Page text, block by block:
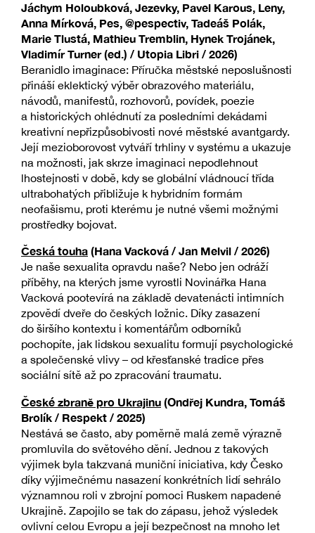
Jáchym Holoubková, Jezevky, Pavel Karous, Leny,
Anna Mírková, Pes, @pespectiv, Tadeáš Polák,
Marie Tlustá, Mathieu Tremblin, Hynek Trojánek,
Vladimír Turner (ed.) / Utopia Libri / 2026)
Beranidlo imaginace: Příručka městské neposlušnosti
přináší eklektický výběr obrazového materiálu,
návodů, manifestů, rozhovorů, povídek, poezie
a historických ohlédnutí za posledními dekádami
kreativní nepřizpůsobivosti nové městské avantgardy.
Její mezioborovost vytváří trhliny v systému a ukazuje
na možnosti, jak skrze imaginaci nepodlehnout
lhostejnosti v době, kdy se globální vládnoucí třída
ultrabohatých přibližuje k hybridním formám
neofašismu, proti kterému je nutné všemi možnými
prostředky bojovat.
Česká touha (Hana Vacková / Jan Melvil / 2026)
Je naše sexualita opravdu naše? Nebo jen odráží
příběhy, na kterých jsme vyrostli Novinářka Hana
Vacková pootevírá na základě devatenácti intimních
zpovědí dveře do českých ložnic. Díky zasazení
do širšího kontextu i komentářům odborníků
pochopíte, jak lidskou sexualitu formují psychologické
a společenské vlivy – od křesťanské tradice přes
sociální sítě až po zpracování traumatu.
České zbraně pro Ukrajinu (Ondřej Kundra, Tomáš
Brolík / Respekt / 2025)
Nestává se často, aby poměrně malá země výrazně
promluvila do světového dění. Jednou z takových
výjimek byla takzvaná muniční iniciativa, kdy Česko
díky výjimečnému nasazení konkrétních lidí sehrálo
významnou roli v zbrojní pomoci Ruskem napadené
Ukrajině. Zapojilo se tak do zápasu, jehož výsledek
ovlivní celou Evropu a její bezpečnost na mnoho let